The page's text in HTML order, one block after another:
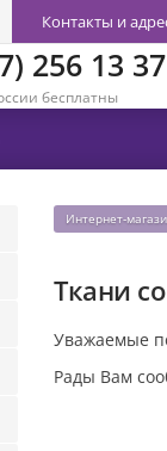
Контакты и
256 13 37
бесплатны
Интернет-
Ткани
Уважаемые
Рады Вам